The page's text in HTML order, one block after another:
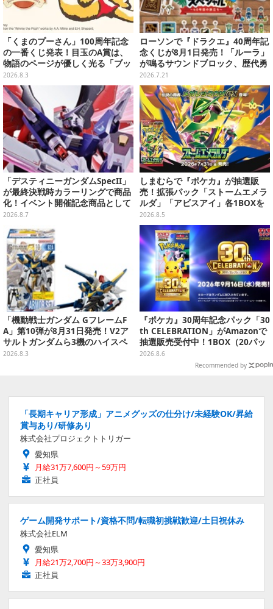
「くまのプーさん」100周年記念
の一番くじ発表！目玉のA賞は、
物語のページが優しく光る「ブッ
クシェイプドライト」
2026.8.3
ローソンで『ドラクエ』40周年記
念くじが8月1日発売！「ルーラ」
が鳴るサウンドブロック、歴代勇
者＆スライムのフィギュアなど、
シリーズを振り返る景品盛りだく
さん
2026.7.21
「デスティニーガンダムSpecII」
が最終決戦時カラーリングで商品
化！イベント開催記念商品として
METAL ROBOT魂に新登場
2026.8.7
しまむらで『ポケカ』が抽選販
売！拡張パック「ストームエメラ
ルダ」「アビスアイ」各1BOXを
ラインナップ
2026.8.5
「機動戦士ガンダム GフレームF
A」第10弾が8月31日発売！V2ア
サルトガンダムら3機のハイスペ
ック可動フィギュア
2026.8.3
『ポケカ』30周年記念パック「30
th CELEBRATION」がAmazonで
抽選販売受付中！1BOX（20パッ
ク入り）
2026.8.6
Recommended by
「長期キャリア形成」アニメグッズの仕分け/未経験OK/昇給
賞与あり/研修あり
株式会社プロジェクトトリガー
愛知県
月給31万7,600円～59万円
正社員
ゲーム開発サポート/資格不問/転職初挑戦歓迎/土日祝休み
株式会社ELM
愛知県
月給21万2,700円～33万3,900円
正社員